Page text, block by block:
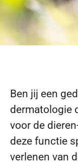
Ben jij een
dermatologie
voor de
deze functie
verlenen van